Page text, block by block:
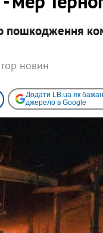
новин
Додати LB.ua як
джерело в Google